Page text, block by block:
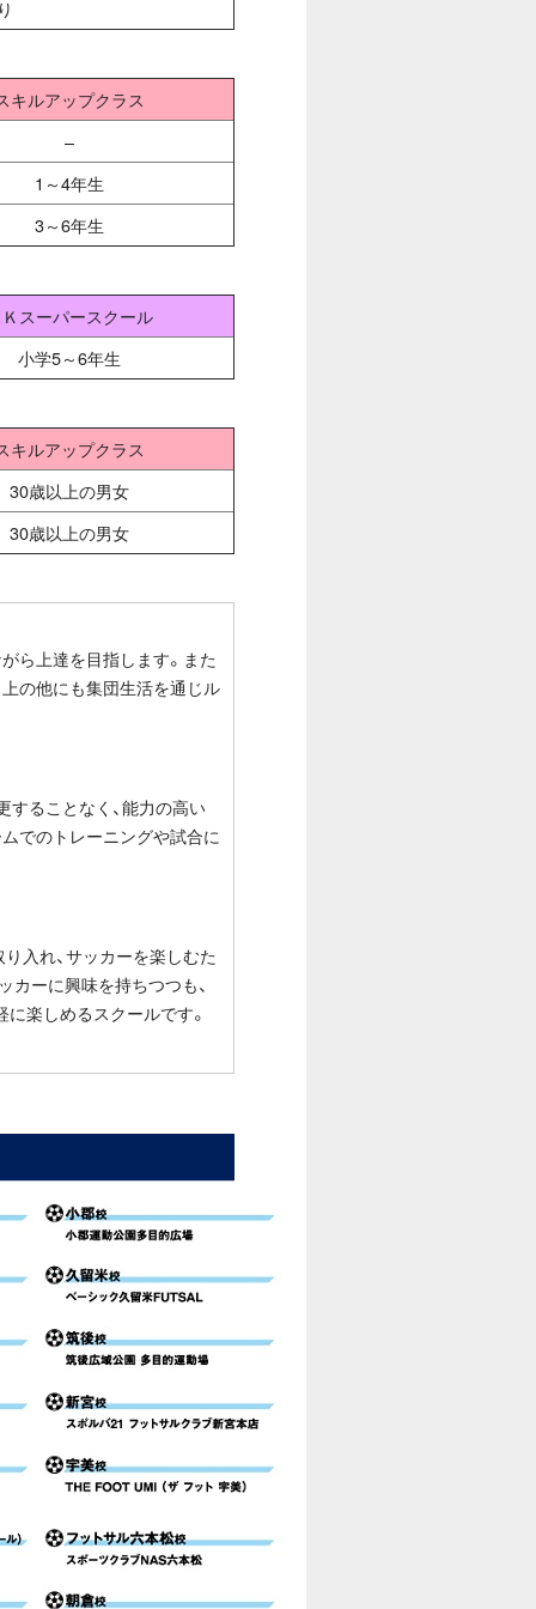
キルアップクラス
–
1～4年生
3～6年生
Ｋスーパースクール
小学5～6年生
キルアップクラス
30歳以上の男女
30歳以上の男女
ら上達を目指します。また
の他にも集団生活を通じル
することなく、能力の高い
でのトレーニングや試合に
入れ、サッカーを楽しむた
カーに興味を持ちつつも、
楽しめるスクールです。